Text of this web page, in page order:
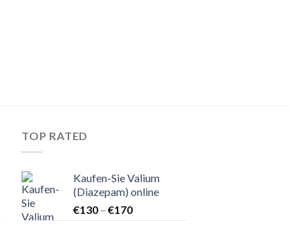
TOP RATED
Kaufen-Sie Valium
(Diazepam) online
€130 – €170Preisspanne: